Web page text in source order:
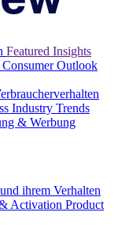
Featured Insights
Consumer Outlook
Industry Trends
& Werbung
ihrem Verhalten
Activation Product